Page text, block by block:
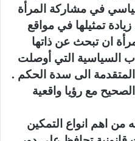
في مشاركة المرأة
تمثيلها في مواقع
ان تبحث عن ذاتها
السياسية التي أوصلت
المتقدمة الى سدة الحكم .
مع رؤيا واقعية
من اهم انواع التمكين